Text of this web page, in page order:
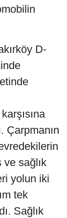
D-
Çarpmanın
ve sağlık
yolun iki
tek
Sağlık